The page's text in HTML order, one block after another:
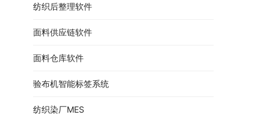
纺织后整理软件
面料供应链软件
面料仓库软件
验布机智能标签系统
纺织染厂MES